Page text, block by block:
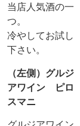
当店人気酒の一
つ。
冷やしてお試し
下さい。
（左側）グルジ
アワイン ピロ
スマニ